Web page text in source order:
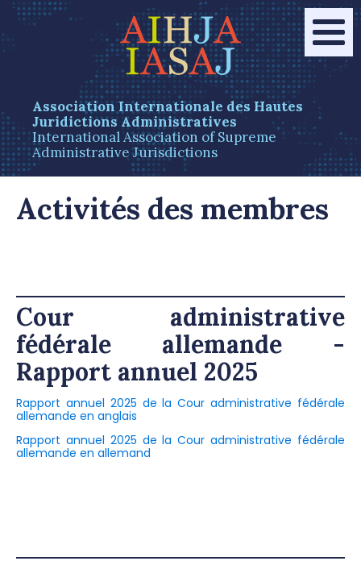
Association Internationale des Hautes
Juridictions Administratives
International Association of Supreme
Administrative Jurisdictions
Activités des membres
Cour administrative
fédérale allemande -
Rapport annuel 2025
Rapport annuel 2025 de la Cour administrative fédérale
allemande en anglais
Rapport annuel 2025 de la Cour administrative fédérale
allemande en allemand